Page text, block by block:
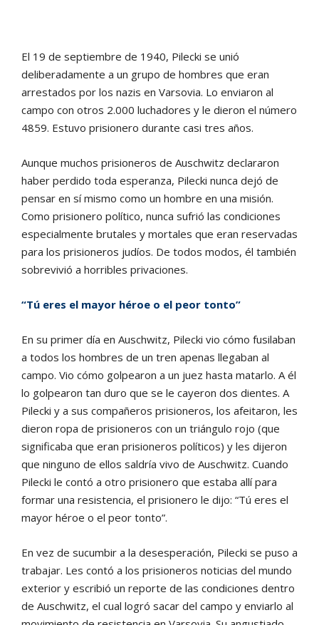
El 19 de septiembre de 1940, Pilecki se unió
deliberadamente a un grupo de hombres que eran
arrestados por los nazis en Varsovia. Lo enviaron al
campo con otros 2.000 luchadores y le dieron el número
4859. Estuvo prisionero durante casi tres años.
Aunque muchos prisioneros de Auschwitz declararon
haber perdido toda esperanza, Pilecki nunca dejó de
pensar en sí mismo como un hombre en una misión.
Como prisionero político, nunca sufrió las condiciones
especialmente brutales y mortales que eran reservadas
para los prisioneros judíos. De todos modos, él también
sobrevivió a horribles privaciones.
“Tú eres el mayor héroe o el peor tonto”
En su primer día en Auschwitz, Pilecki vio cómo fusilaban
a todos los hombres de un tren apenas llegaban al
campo. Vio cómo golpearon a un juez hasta matarlo. A él
lo golpearon tan duro que se le cayeron dos dientes. A
Pilecki y a sus compañeros prisioneros, los afeitaron, les
dieron ropa de prisioneros con un triángulo rojo (que
significaba que eran prisioneros políticos) y les dijeron
que ninguno de ellos saldría vivo de Auschwitz. Cuando
Pilecki le contó a otro prisionero que estaba allí para
formar una resistencia, el prisionero le dijo: “Tú eres el
mayor héroe o el peor tonto”.
En vez de sucumbir a la desesperación, Pilecki se puso a
trabajar. Les contó a los prisioneros noticias del mundo
exterior y escribió un reporte de las condiciones dentro
de Auschwitz, el cual logró sacar del campo y enviarlo al